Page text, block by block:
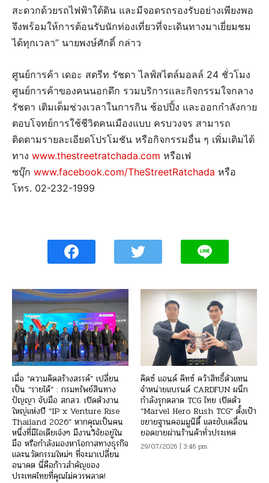
สะดวกด้วยรถไฟฟ้าใต้ดิน และมีจอดรถรองรับอย่างเพียงพอ
จึงพร้อมให้การต้อนรับนักท่องเที่ยวที่จะเดินทางมาเยี่ยมชม
ได้ทุกเวลา” นายพงษ์ศักดิ์ กล่าว
​ศูนย์การค้า เดอะ สตรีท รัชดา ไลฟ์สไตล์มอลล์ 24 ชั่วโมง
ศูนย์การค้าของคนนอกดึก รวมบริการและกิจกรรมใจกลาง
รัชดา เติมเต็มช่วงเวลาในการกิน ช้อปปิ้ง และออกกำลังกาย
ตอบโจทย์การใช้ชีวิตคนเมืองแบบ ครบวงจร สามารถ
ติดตามรายละเอียดโปรโมชัน หรือกิจกรรมอื่น ๆ เพิ่มเติมได้
ทาง www.thestreetratchada.com หรือเฟ
ซบุ๊ก www.facebook.com/TheStreetRatchada หรือ
โทร. 02-232-1999
เมื่อ “ความคิดสร้างสรรค์” เปลี่ยน
เป็น “รายได้” : กรมทรัพย์สินทาง
ปัญญา จับมือ สกสว. เปิดตัวงาน
ใหญ่แห่งปี “IP x Venture Rise
Thailand 2026” หากคุณเป็นคน
หนึ่งที่มีไอเดียเจ๋งๆ มีงานวิจัยอยู่ใน
มือ หรือกำลังมองหาโอกาสทางธุรกิจ
และนวัตกรรมใหม่ๆ ที่จะมาเปลี่ยน
อนาคต นี่คือก้าวสำคัญของ
ประเทศไทยที่คุณไม่ควรพลาด!
คิดซ์ แอนด์ คิทซ์ คว้าสิทธิ์ตัวแทน
จำหน่ายแบรนด์ CARDFUN ผนึก
กำลังรุกตลาด TCG ไทย เปิดตัว
“Marvel Hero Rush TCG” ตั้งเป้า
ขยายฐานคอมมูนิตี้ และขับเคลื่อน
ยอดขายผ่านร้านค้าทั่วประเทศ
29/07/2026 | 3:46 pm